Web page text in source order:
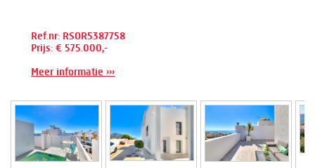
Ref.nr: RSOR5387758
Prijs: € 575.000,-
Meer informatie ›››